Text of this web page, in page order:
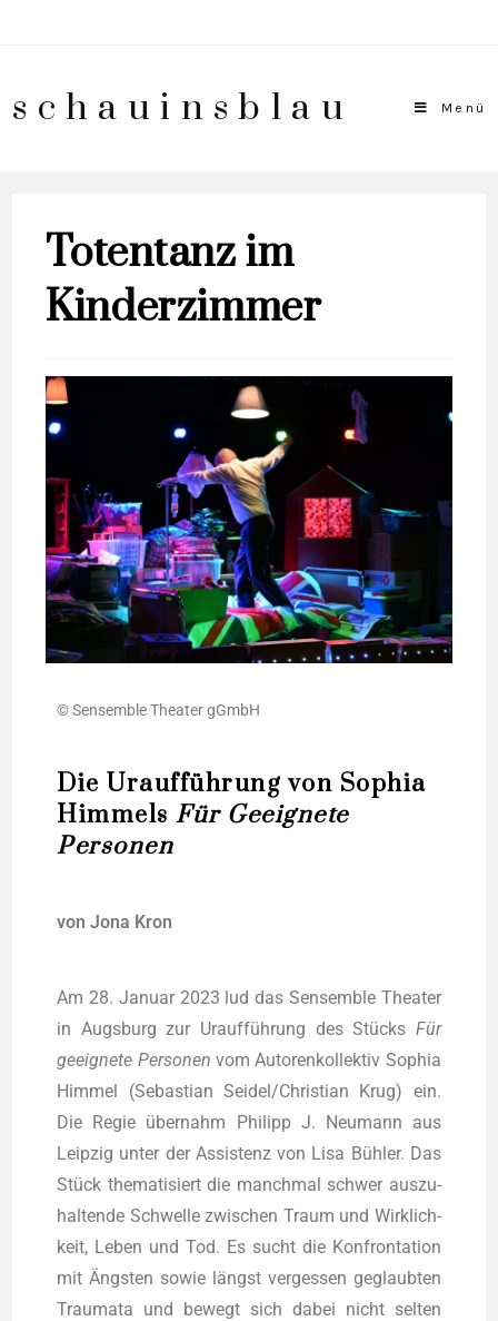
schauinsblau Menü
Totentanz im
Kinderzimmer
© Sen­sem­ble Thea­ter gGmbH
Die Uraufführung von Sophia
Himmels Für Geeignete
Personen
von Jona Kron
Am 28. Janu­ar 2023 lud das Sen­sem­ble Thea­ter
in Augs­burg zur Urauf­füh­rung des Stücks Für
geeig­ne­te Per­so­nen vom Autoren­kol­lek­tiv Sophia
Him­mel (Sebas­ti­an Seidel/Christian Krug) ein.
Die Regie über­nahm Phil­ipp J. Neu­mann aus
Leip­zig unter der Assis­tenz von Lisa Büh­ler. Das
Stück the­ma­ti­siert die manch­mal schwer aus­zu­
hal­ten­de Schwel­le zwi­schen Traum und Wirk­lich­
keit, Leben und Tod. Es sucht die Kon­fron­ta­ti­on
mit Ängs­ten sowie längst ver­ges­sen geglaub­ten
Trau­ma­ta und bewegt sich dabei nicht sel­ten